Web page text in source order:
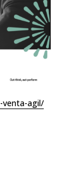
venta-agil/